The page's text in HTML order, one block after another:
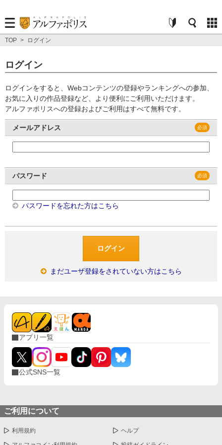
TOP > ログイン
ログイン
ログインをすると、Webコンテンツの登録やランキングへの参加、
お気に入りの作品登録など、より便利にご利用いただけます。
アルファポリスへの登録およびご利用はすべて無料です。
メールアドレス
パスワード
パスワードを忘れた方はこちら
まだユーザ登録をされていない方はこちら
アプリ一覧
公式SNS一覧
ご利用について
利用規約 ヘルプ